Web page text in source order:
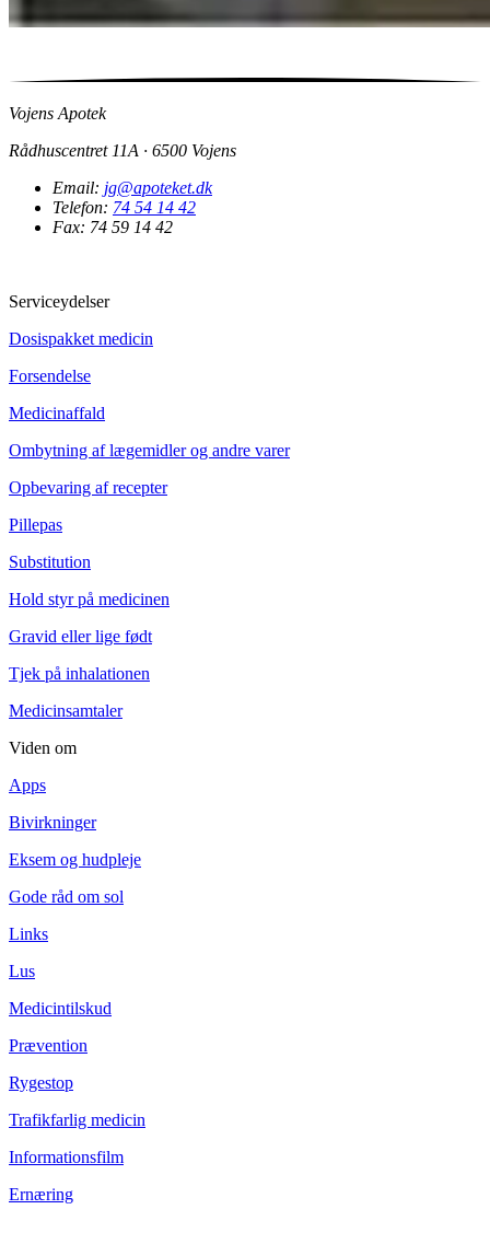
Vojens Apotek
Rådhuscentret 11A · 6500 Vojens
Email: jg@apoteket.dk
Telefon: 74 54 14 42
Fax: 74 59 14 42
Serviceydelser
Dosispakket medicin
Forsendelse
Medicinaffald
Ombytning af lægemidler og andre varer
Opbevaring af recepter
Pillepas
Substitution
Hold styr på medicinen
Gravid eller lige født
Tjek på inhalationen
Medicinsamtaler
Viden om
Apps
Bivirkninger
Eksem og hudpleje
Gode råd om sol
Links
Lus
Medicintilskud
Prævention
Rygestop
Trafikfarlig medicin
Informationsfilm
Ernæring